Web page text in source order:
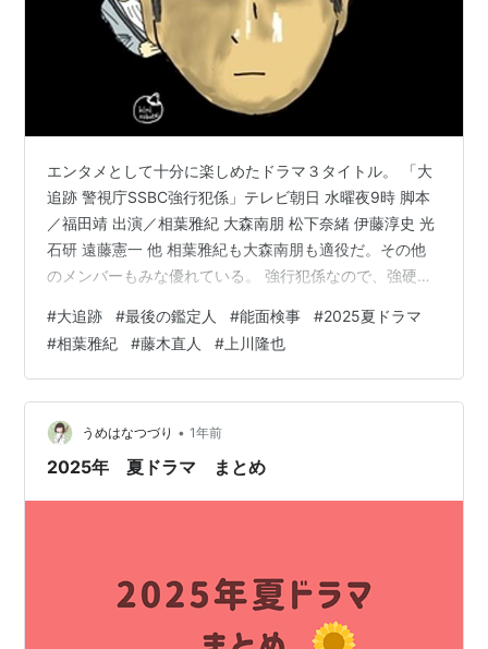
エンタメとして十分に楽しめたドラマ３タイトル。 「大
追跡 警視庁SSBC強行犯係」テレビ朝日 水曜夜9時 脚本
／福田靖 出演／相葉雅紀 大森南朋 松下奈緒 伊藤淳史 光
石研 遠藤憲一 他 相葉雅紀も大森南朋も適役だ。その他
のメンバーもみな優れている。 強行犯係なので、強硬犯
藤憲一演じる捜査一課長のポンコツさに、笑わずにはい
られない。それだけも面白すぎて、十分に観る価値があ
る。 SSBCは「捜査支援分析センター」のことで、防犯
カメラ映像、パソコン、プロファイリングを駆使して、
犯行、犯人の分析、追跡捜査を行う。 テレビ朝日のこの
枠、10年ぶりの新…
#大追跡 #最後の鑑定人 #能面検事 #2025夏ドラマ
#相葉雅紀 #藤木直人 # 上川隆也
うめはなつづり • 1年前
2025年 夏ドラマ まとめ